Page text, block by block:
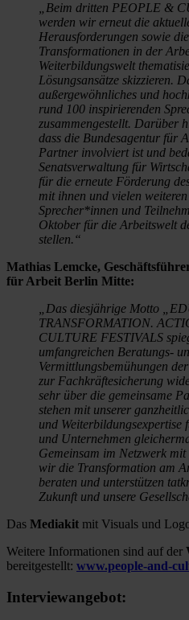
„Beim dritten PEOPLE &
werden wir erneut die
Herausforderungen sowie
Transformationen in der
Weiterbildungswelt
Lösungsansätze skizzieren.
außergewöhnliches und
rund 100 inspirierenden
zusammengestellt. Darüber
dass die Bundesagentur für
Partner involviert ist und
Senatsverwaltung für
für die erneute Förderung
mit ihnen und vielen
Sprecher*innen und
Oktober für die Arbeitswelt
stellen.“
Mathias Lemcke,
für Arbeit Berlin Mitte:
„Das diesjährige Motto
TRANSFORMATION.
CULTURE FESTIVALS
umfangreichen Beratungs-
Vermittlungsbemühungen
zur Fachkräftesicherung
sehr über die gemeinsame
stehen mit unserer
und
und Unternehmen
Gemeinsam im Netzwerk
wir die Transformation am
beraten und unterstützen
Zukunft und unsere
Das Mediakit mit Visuals und
Weitere Informationen sind auf der
bereitgestellt: www.people-and-
Interviewangebot: